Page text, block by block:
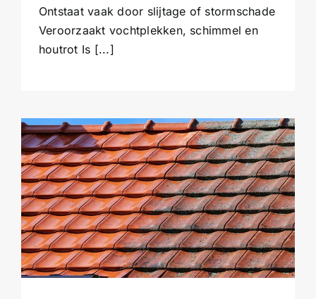
Ontstaat vaak door slijtage of stormschade
Veroorzaakt vochtplekken, schimmel en
houtrot Is [...]